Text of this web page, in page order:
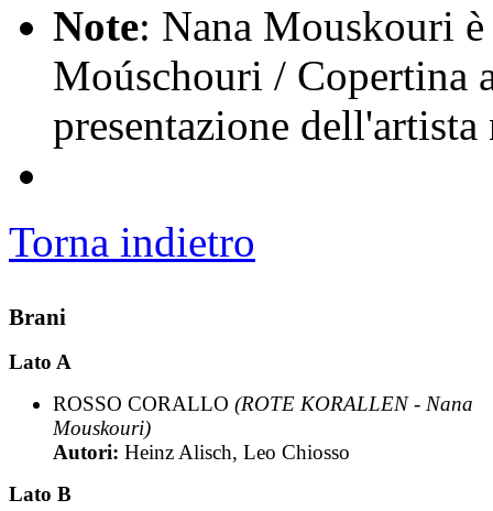
Note: Nana Mouskouri
Moúschouri / Copertina
presentazione
Torna indietro
Brani
Lato A
ROSSO CORALLO (ROTE KORALLEN - Nana
Mouskouri)
Autori: Heinz Alisch, Leo Chiosso
Lato B